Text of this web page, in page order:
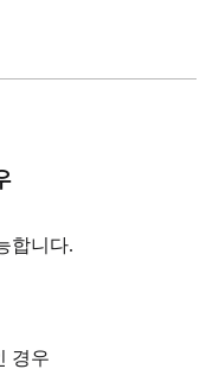
합니다.
경우